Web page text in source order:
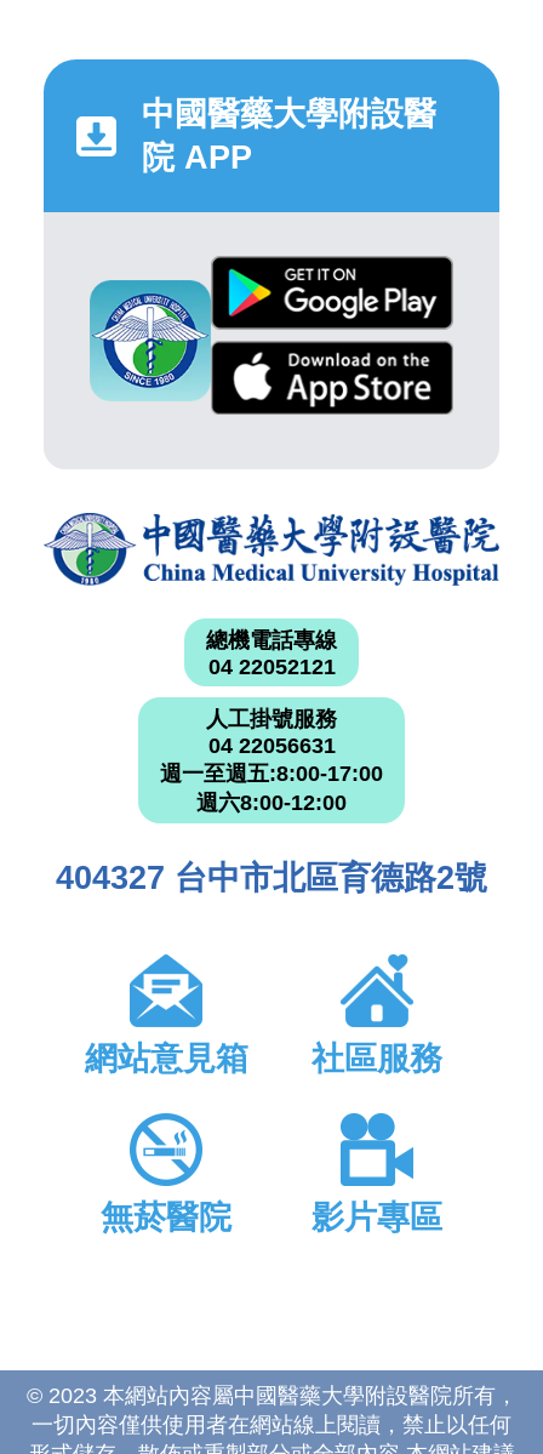
中國醫藥大學附設醫
院 APP
總機電話專線
04 22052121
人工掛號服務
04 22056631
週一至週五:8:00-17:00
週六8:00-12:00
404327 台中市北區育德路2號
網站意見箱 社區服務
無菸醫院 影片專區
© 2023 本網站內容屬中國醫藥大學附設醫院所有，
一切內容僅供使用者在網站線上閱讀，禁止以任何